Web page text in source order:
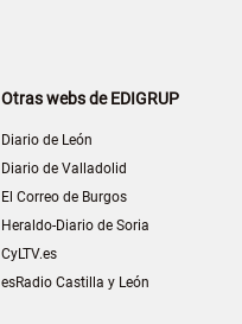
Otras webs de EDIGRUP
Diario de León
Diario de Valladolid
El Correo de Burgos
Heraldo-Diario de Soria
CyLTV.es
esRadio Castilla y León